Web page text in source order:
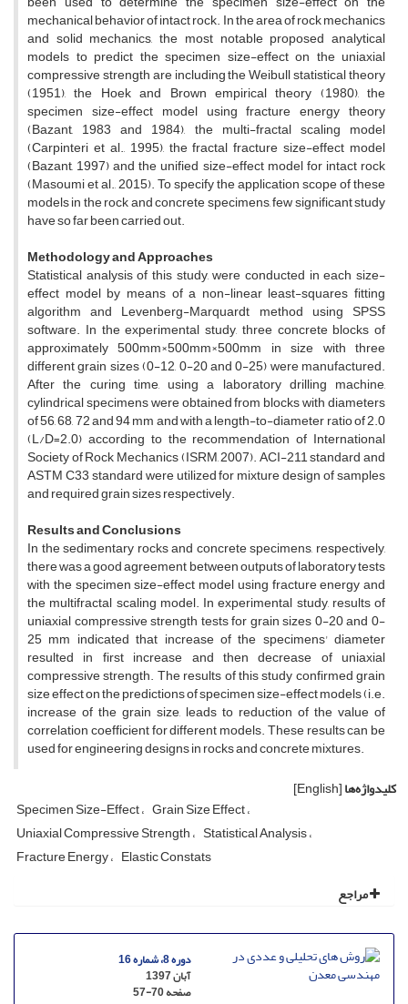
mechanical behavior of intact rock. In the area of rock mechanics
and solid mechanics, the most notable proposed analytical
models to predict the specimen size-effect on the uniaxial
compressive strength are including the Weibull statistical theory
(1951), the Hoek and Brown empirical theory (1980), the
specimen size-effect model using fracture energy theory
(Bazant, 1983 and 1984), the multi-fractal scaling model
(Carpinteri et al., 1995), the fractal fracture size-effect model
(Bazant, 1997) and the unified size-effect model for intact rock
(Masoumi et al., 2015). To specify the application scope of these
models in the rock and concrete specimens, few significant study
have so far been carried out.
Methodology and Approaches
Statistical analysis of this study, were conducted in each size-
effect model by means of a non-linear least-squares fitting
algorithm and Levenberg-Marquardt method using SPSS
software. In the experimental study, three concrete blocks of
approximately 500mm×500mm×500mm in size with three
different grain sizes (0-12, 0-20 and 0-25) were manufactured.
After the curing time, using a laboratory drilling machine,
cylindrical specimens were obtained from blocks with diameters
of 56, 68, 72 and 94 mm and with a length-to-diameter ratio of 2.0
(L/D=2.0) according to the recommendation of International
Society of Rock Mechanics (ISRM, 2007). ACI-211 standard and
ASTM C33 standard were utilized for mixture design of samples
and required grain sizes respectively.
Results and Conclusions
In the sedimentary rocks and concrete specimens, respectively,
there was a good agreement between outputs of laboratory tests
with the specimen size-effect model using fracture energy and
the multifractal scaling model. In experimental study, results of
uniaxial compressive strength tests for grain sizes 0-20 and 0-
25 mm indicated that increase of the specimens' diameter
resulted in first increase and then decrease of uniaxial
compressive strength. The results of this study confirmed grain
size effect on the predictions of specimen size-effect models (i.e.
increase of the grain size, leads to reduction of the value of
correlation coefficient for different models. These results can be
used for engineering designs in rocks and concrete mixtures.
کلیدواژه‌ها[English]
Specimen Size-Effect Grain Size Effect
Uniaxial Compressive Strength Statistical Analysis
Fracture Energy Elastic Constats
مراجع
دوره 8، شماره 16
آبان 1397
صفحه57-70